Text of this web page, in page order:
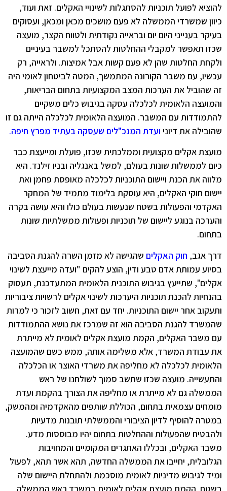
להוציא לפועל תוכניות להסתגלות לשינויי האקלים. זאת ועוד,
כיוון שמשרדי הממשלה לא פעם מושכים מכאן ומכאן, ועסוקים
בעיקר בענייני היום יום ובראייה נקודתית ולטווח הקצר, מועצה
שכזו תאפשר למקבלי ההחלטות להסתכל למשבר בעיניים
ולקחת החלטות שהן לא פעם קשות אבל אמיצות. ולראייה, רק
עכשיו, עם משבר הקורונה המתמשך, המטה לביטחון לאומי היה
זה שהוביל את הערכות המצב המקצועיות בתחום הבריאות,
והמועצה הלאומית לכלכלה עסקה בגיבוש כלים משקיים
להתמודדות עם המשבר. המועצה הלאומית לכלכלה הייתה גם זו
שהובילה את דיוני ועדת המנכ"לים שעסקה בעתיד מפרץ חיפה.
מועצת אקלים מקצועית וממלכתית שכזו, פועלת ומייעצת כבר
כיום לממשלות שונות בעולם, למשל באנגליה ובניו זילנד. היא
מלווה את הכנת ויישום התוכניות לכלכלה מאופסת פחמן ואת
יישום חוקי האקלים, היא עוסקת בלימוד מתמיד של המחקר
האקדמי והפעולות בשטח שנעשות בעולם כולו והיא עושה בקרה
והערכה בנוגע ליישום של תוכניות ופעולות ממשלתיות שונות
בתחום.
דרך אגב, חוק האקלים שהגישה לא מזמן השרה להגנת הסביבה
בסיוע עמותת אדם טבע ודין, הוצע להקים "ועדה מייעצת לשינוי
אקלים", שתייעץ בגיבוש התוכנית הלאומית המתעדכנת, תעסוק
בהנחיות להכנת תוכניות היערכות לשינוי אקלים לרשויות ציבוריות
ותעקוב אחר יישום התוכניות. יחד עם זאת, חשוב לזכור כי למרות
שהמשרד להגנת הסביבה הוא זה שמרכז את נושא ההתמודדות
עם משבר האקלים, הקמת מועצת אקלים לאומית לא מייתרת
את עבודת המשרד, אלא משלימה אותה, ממש כשם שהמועצה
הלאומית לכלכלה לא מחליפה את משרדי האוצר או הכלכלה
והתעשייה. מועצה שכזו שתשב סמוך לשולחנו של ראש
הממשלה גם לא מייתרת או מחליפה את הצורך בהקמת ועדת
מומחים עצמאית בתחום, הכוללת שותפים מהאקדמיה ומהמשק,
במטרה להוסיף לדיון הציבורי והממשלתי תובנות מדעיות
ולהבטיח שהפעולות וההחלטות בתחום יהיו מבוססות מדע.
משבר האקלים, ובכללו האתגרים המקומיים והמחויבות
הגלובלית, יחייבו את הממשלה החדשה, תהא אשר תהא, לפעול
ומיד לגיבוש מדיניות לאומית מוסכמת ולהתחלת היישום שלה
בשטח. הקמת מועצת אקלים לאומית במשרד ראש הממשלה